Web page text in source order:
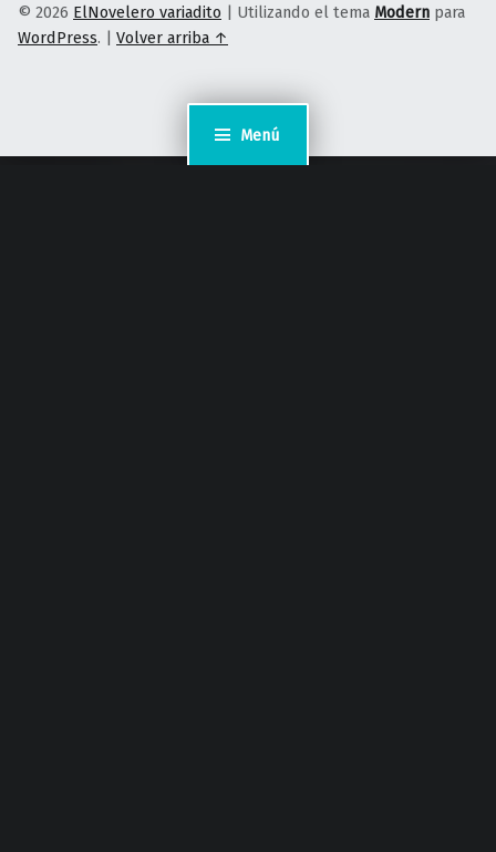
Menú
© 2026 ElNovelero variadito | Utilizando el tema Modern para
WordPress. | Volver arriba ↑